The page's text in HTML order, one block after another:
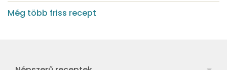
Még több friss recept